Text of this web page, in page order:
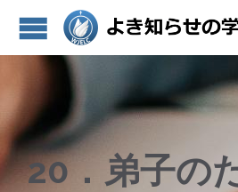
20．弟子の